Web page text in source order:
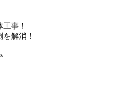
事！
解消！